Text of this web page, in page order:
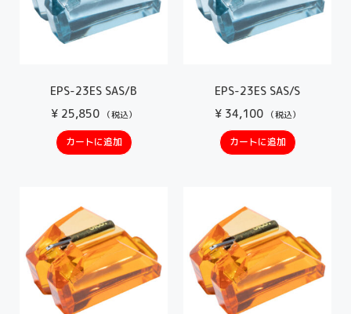
EPS-23ES SAS/B
¥25,850 （税込）
カートに追加
EPS-23ES SAS/S
¥34,100 （税込）
カートに追加